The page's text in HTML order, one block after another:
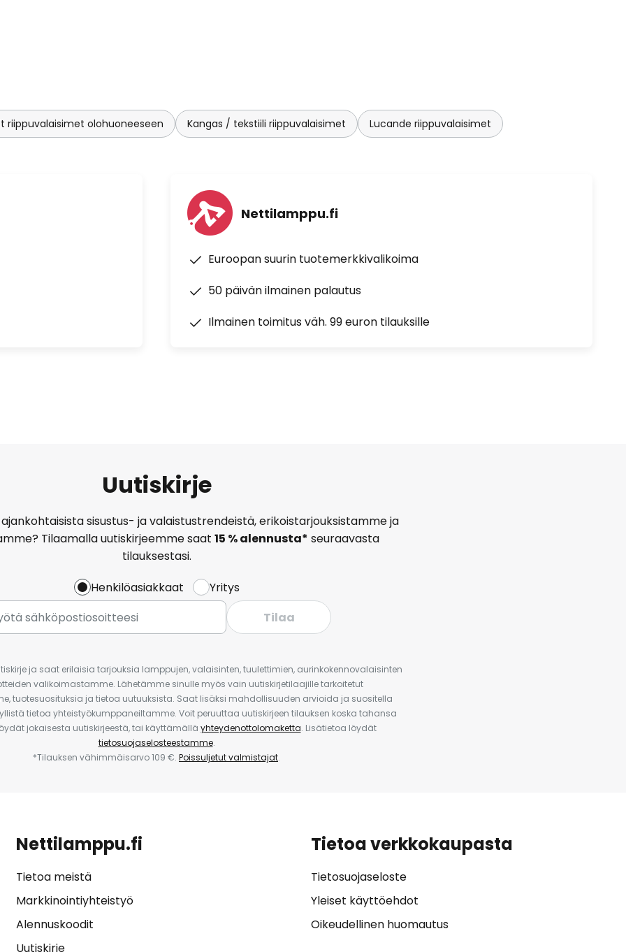
riippuvalaisimet olohuoneeseen Kangas / tekstiili riippuvalaisimet Lucande riippuvalaisimet
Nettilamppu.fi
Euroopan suurin tuotemerkkivalikoima
50 päivän ilmainen palautus
Ilmainen toimitus väh. 99 euron tilauksille
Uutiskirje
sisustus- ja valaistustrendeistä, erikoistarjouksistamme ja
Tilaamalla uutiskirjeemme saat 15 % alennusta* seuraavasta
tilauksestasi.
Henkilöasiakkaat
Yritys
Tilaa
ja saat erilaisia tarjouksia lamppujen, valaisinten, tuulettimien, aurinkokennovalaisinten
valikoimastamme. Lähetämme sinulle myös vain uutiskirjetilaajille tarkoitetut
tuotesuosituksia ja tietoa uutuuksista. Saat lisäksi mahdollisuuden arvioida ja suositella
tietoa yhteistyökumppaneiltamme. Voit peruuttaa uutiskirjeen tilauksen koska tahansa
jokaisesta uutiskirjeestä, tai käyttämällä yhteydenottolomaketta. Lisätietoa löydät
tietosuojaselosteestamme.
*Tilauksen vähimmäisarvo 109 €. Poissuljetut valmistajat.
Nettilamppu.fi
Tietoa meistä
Markkinointiyhteistyö
Alennuskoodit
Uutiskirje
Tietoa verkkokaupasta
Tietosuojaseloste
Yleiset käyttöehdot
Oikeudellinen huomautus